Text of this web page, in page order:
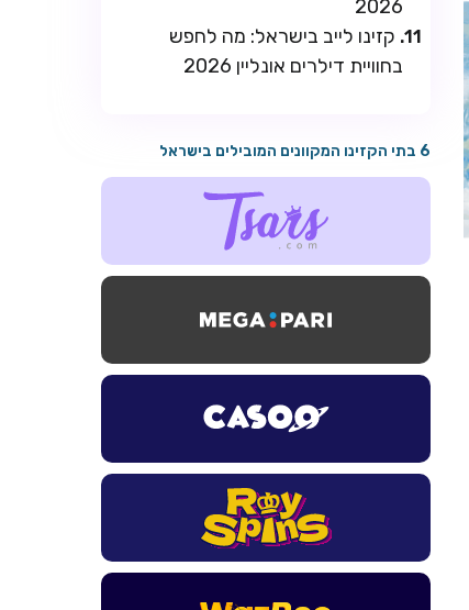
2026
קזינו לייב בישראל: מה לחפש
בחוויית דילרים אונליין 2026
6 בתי הקזינו המקוונים המובילים בישראל